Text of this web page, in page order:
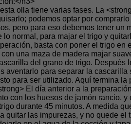
olla tiene varias fases. La
podemos optar por
pero para eso debemos tener un
lo normal, para majar el trigo y
basta con poner el trigo en
una maza de madera majar
del grano de trigo. Después
aventarlo para separar la cascarilla
para ser utilizado. Aquí termina la
El día anterior a la
con los huesos de jamón rancio, y
durante 45 minutos. A medida
quitar las impurezas, y no quede el